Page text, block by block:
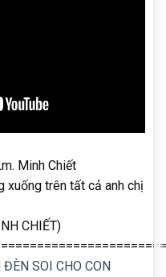
Minh Chiết
xuống trên tất cả anh chị
CHIẾT)
ĐÈN SOI CHO CON